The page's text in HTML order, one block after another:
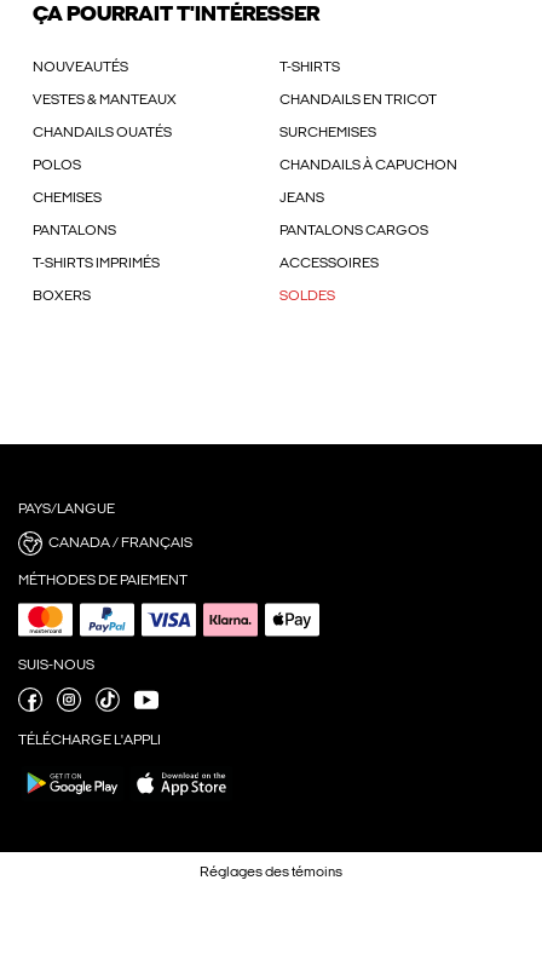
ÇA POURRAIT T'INTÉRESSER
NOUVEAUTÉS T-SHIRTS
VESTES & MANTEAUX CHANDAILS EN TRICOT
CHANDAILS OUATÉS SURCHEMISES
POLOS CHANDAILS À CAPUCHON
CHEMISES JEANS
PANTALONS PANTALONS CARGOS
T-SHIRTS IMPRIMÉS ACCESSOIRES
BOXERS SOLDES
PAYS/LANGUE
CANADA / FRANÇAIS
MÉTHODES DE PAIEMENT
SUIS-NOUS
TÉLÉCHARGE L'APPLI
Réglages des témoins